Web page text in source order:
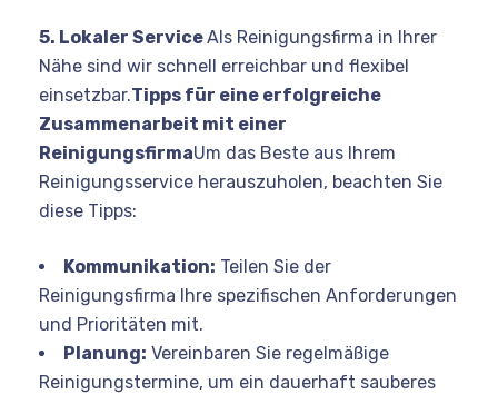
5. Lokaler ServiceAls Reinigungsfirma in Ihrer
Nähe sind wir schnell erreichbar und flexibel
einsetzbar.Tipps für eine erfolgreiche
Zusammenarbeit mit einer
ReinigungsfirmaUm das Beste aus Ihrem
Reinigungsservice herauszuholen, beachten Sie
diese Tipps:
Kommunikation: Teilen Sie der
Reinigungsfirma Ihre spezifischen Anforderungen
und Prioritäten mit.
Planung: Vereinbaren Sie regelmäßige
Reinigungstermine, um ein dauerhaft sauberes